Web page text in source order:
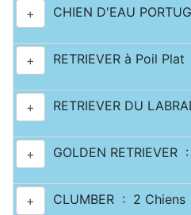
+ CHIEN D'EAU
+ RETRIEVER à Poil
+ RETRIEVER DU
+ GOLDEN RETRIEVER
+ CLUMBER : 2 Chiens